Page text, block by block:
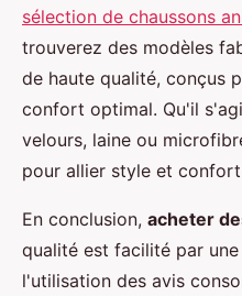
sélection de chaussons
trouverez des modèles
de haute qualité, conçus
confort optimal. Qu'il
velours, laine ou
pour allier style et
En conclusion, acheter
qualité est facilité par
l'utilisation des avis